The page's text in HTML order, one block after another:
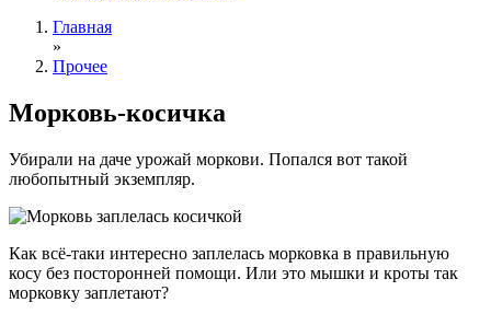
Главная
»
Прочее
Морковь-косичка
Убирали на даче урожай моркови. Попался вот такой
любопытный экземпляр.
Как всё-таки интересно заплелась морковка в правильную
косу без посторонней помощи. Или это мышки и кроты так
морковку заплетают?